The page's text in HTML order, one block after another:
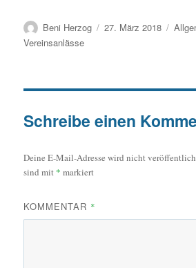
Autor
Beni Herzog
Veröffentlicht
27. März 2018
Vereinsanlässe
Schreibe einen
Deine E-Mail-Adresse wird nicht
sind mit * markiert
KOMMENTAR *